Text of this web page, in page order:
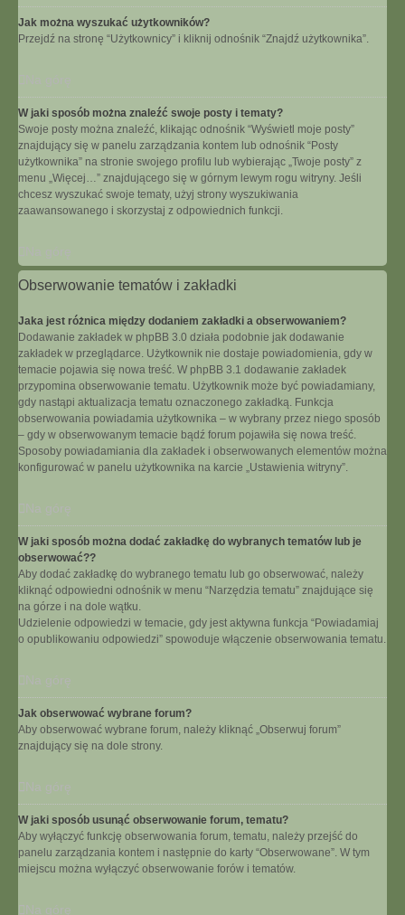
Jak można wyszukać użytkowników?
Przejdź na stronę “Użytkownicy” i kliknij odnośnik “Znajdź użytkownika”.
W jaki sposób można znaleźć swoje posty i tematy?
Swoje posty można znaleźć, klikając odnośnik “Wyświetl moje posty”
znajdujący się w panelu zarządzania kontem lub odnośnik “Posty
użytkownika” na stronie swojego profilu lub wybierając „Twoje posty” z
menu „Więcej…” znajdującego się w górnym lewym rogu witryny. Jeśli
chcesz wyszukać swoje tematy, użyj strony wyszukiwania
zaawansowanego i skorzystaj z odpowiednich funkcji.
Obserwowanie tematów i zakładki
Jaka jest różnica między dodaniem zakładki a obserwowaniem?
Dodawanie zakładek w phpBB 3.0 działa podobnie jak dodawanie
zakładek w przeglądarce. Użytkownik nie dostaje powiadomienia, gdy w
temacie pojawia się nowa treść. W phpBB 3.1 dodawanie zakładek
przypomina obserwowanie tematu. Użytkownik może być powiadamiany,
gdy nastąpi aktualizacja tematu oznaczonego zakładką. Funkcja
obserwowania powiadamia użytkownika – w wybrany przez niego sposób
– gdy w obserwowanym temacie bądź forum pojawiła się nowa treść.
Sposoby powiadamiania dla zakładek i obserwowanych elementów można
konfigurować w panelu użytkownika na karcie „Ustawienia witryny”.
Na górę
W jaki sposób można dodać zakładkę do wybranych tematów lub je
obserwować??
Aby dodać zakładkę do wybranego tematu lub go obserwować, należy
kliknąć odpowiedni odnośnik w menu “Narzędzia tematu” znajdujące się
na górze i na dole wątku.
Udzielenie odpowiedzi w temacie, gdy jest aktywna funkcja “Powiadamiaj
o opublikowaniu odpowiedzi” spowoduje włączenie obserwowania tematu.
Na górę
Jak obserwować wybrane forum?
Aby obserwować wybrane forum, należy kliknąć „Obserwuj forum”
znajdujący się na dole strony.
Na górę
W jaki sposób usunąć obserwowanie forum, tematu?
Aby wyłączyć funkcję obserwowania forum, tematu, należy przejść do
panelu zarządzania kontem i następnie do karty “Obserwowane”. W tym
miejscu można wyłączyć obserwowanie forów i tematów.
Na górę